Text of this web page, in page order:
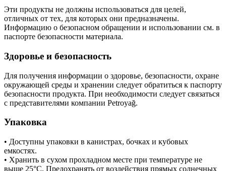
Эти продукты не должны использоваться для целей,
отличных от тех, для которых они предназначены.
Информацию о безопасном обращении и использовании см. в
паспорте безопасности материала.
Здоровье и безопасность
Для получения информации о здоровье, безопасности, охране
окружающей среды и хранении следует обратиться к паспорту
безопасности продукта. При необходимости следует связаться
с представителями компании Petroyağ.
Упаковка
• Доступны упаковки в канистрах, бочках и кубовых
емкостях.
• Хранить в сухом прохладном месте при температуре не
выше 25°C. Предохранять от воздействия прямых солнечных